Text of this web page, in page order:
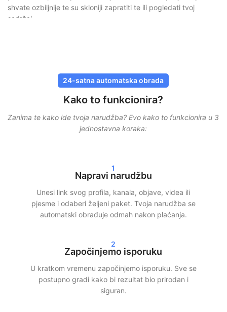
shvate ozbiljnije te su skloniji zapratiti te ili pogledati tvoj
sadržaj.
ne moraš dijeliti svoju lozinku, a sve isporuke odvijaju se
putem sigurnih i provjerenih metoda. Naše su usluge osmišljene
da izgledaju što prirodnije, kako bi tvoj račun ostao zaštićen.
Osim toga, radimo s postupnom isporukom. To znači da
pratitelji, lajkovi ili pregledi ne dolaze odjednom, već su
Brza isporuka i stvarni rezultati
Nakon tvoje narudžbe često započinjemo isporuku unutar 24
sata. Ovisno o odabranom paketu, unutar 24–72 sata vidjet ćeš
osiguravamo brzu i učinkovitu isporuku.
Naši klijenti biraju SocialKings jer ispunjavamo ono što
obećamo:stvarni rast, transparentna usluga i dosljedna
24-satna automatska obrada
Kako to funkcionira?
Zanima te kako ide tvoja narudžba? Evo kako to funkcionira u 3
jednostavna koraka:
1
Napravi narudžbu
Unesi link svog profila, kanala, objave, videa ili
pjesme i odaberi željeni paket. Tvoja narudžba se
automatski obrađuje odmah nakon plaćanja.
2
Započinjemo isporuku
U kratkom vremenu započinjemo isporuku. Sve se
postupno gradi kako bi rezultat bio prirodan i
siguran.